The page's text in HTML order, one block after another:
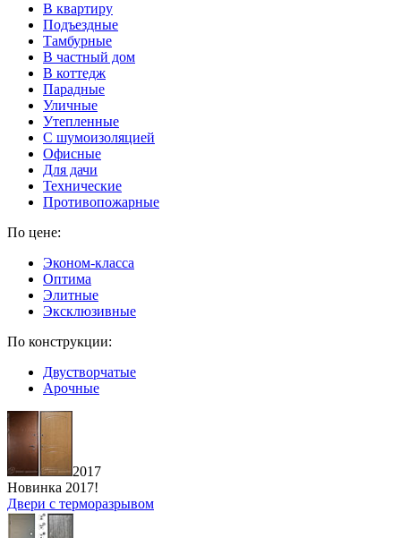
В квартиру
Подъездные
Тамбурные
В частный дом
В коттедж
Парадные
Уличные
Утепленные
C шумоизоляцией
Офисные
Для дачи
Технические
Противопожарные
По цене:
Эконом-класса
Оптима
Элитные
Эксклюзивные
По конструкции:
Двустворчатые
Арочные
2017
Новинка 2017!
Двери с терморазрывом